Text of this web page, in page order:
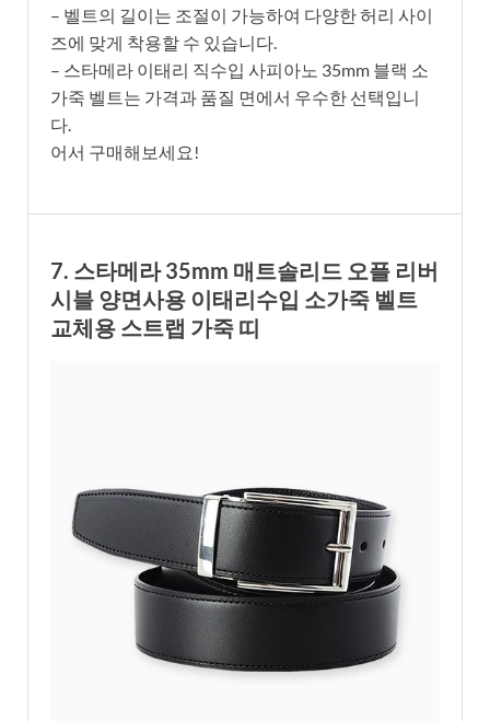
– 벨트의 길이는 조절이 가능하여 다양한 허리 사이
즈에 맞게 착용할 수 있습니다.
– 스타메라 이태리 직수입 사피아노 35mm 블랙 소
가죽 벨트는 가격과 품질 면에서 우수한 선택입니
다.
어서 구매해보세요!
7. 스타메라 35mm 매트솔리드 오플 리버
시블 양면사용 이태리수입 소가죽 벨트
교체용 스트랩 가죽 띠